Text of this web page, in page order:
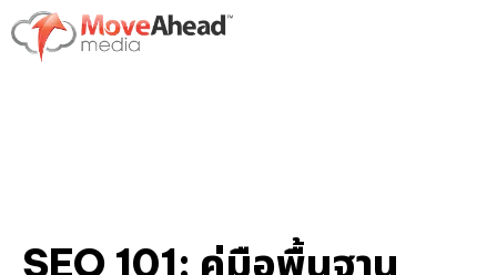
SEO 101: คู่มือพื้นฐาน